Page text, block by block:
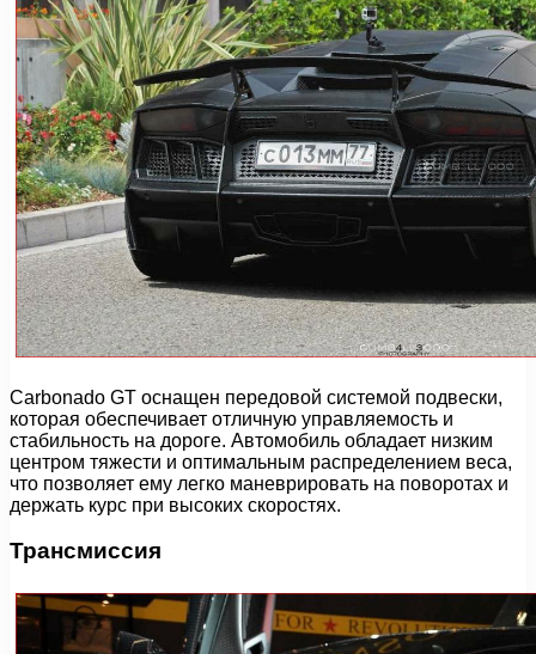
Carbonado GT оснащен передовой системой подвески,
которая обеспечивает отличную управляемость и
стабильность на дороге. Автомобиль обладает низким
центром тяжести и оптимальным распределением веса,
что позволяет ему легко маневрировать на поворотах и
держать курс при высоких скоростях.
Трансмиссия